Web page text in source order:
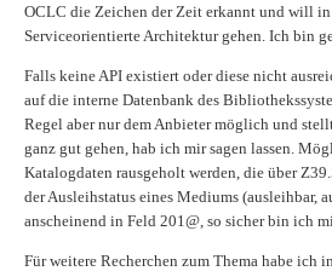
OCLC die Zeichen der Zeit erkannt und will
Serviceorientierte Architektur gehen. Ich bin
Falls keine API existiert oder diese nicht
auf die interne Datenbank des
Regel aber nur dem Anbieter möglich und
ganz gut gehen, hab ich mir sagen lassen.
Katalogdaten rausgeholt werden, die über
der Ausleihstatus eines Mediums (ausleihbar,
anscheinend in Feld 201@, so sicher bin ich
Für weitere Recherchen zum Thema habe